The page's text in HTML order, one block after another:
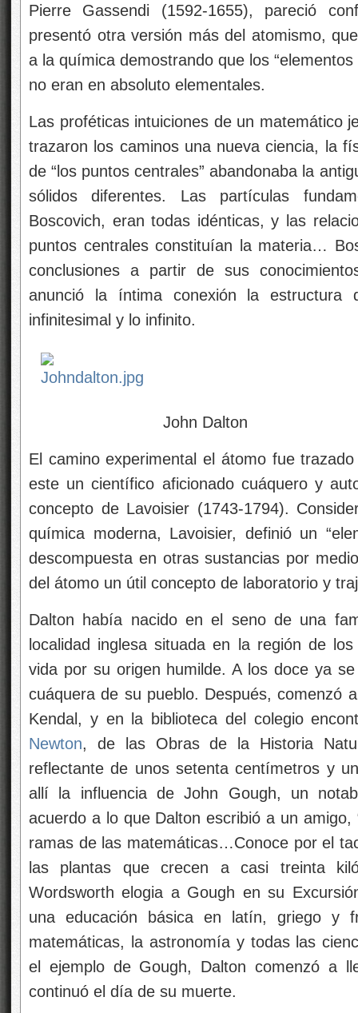
Pierre Gassendi (1592-1655), pareció
presentó otra versión más del atomismo,
a la química demostrando que los
no eran en absoluto elementales.
Las proféticas intuiciones de un matemático
trazaron los caminos una nueva ciencia, la
de “los puntos centrales” abandonaba la
sólidos diferentes. Las partículas
Boscovich, eran todas idénticas, y las
puntos centrales constituían la materia…
conclusiones a partir de sus
anunció la íntima conexión la
infinitesimal y lo infinito.
John Dalton
El camino experimentalel átomo fue
este un científico aficionado cuáquero y
concepto de Lavoisier (1743-1794).
química moderna, Lavoisier, definió un
descompuesta en otras sustancias por
del átomo un útil concepto de laboratorio y
Dalton había nacido en el seno de una
localidad inglesa situada en la región de
vida por su origen humilde. A los doce ya
cuáquera de su pueblo. Después, comenzó
Kendal, y en la biblioteca del colegio
Newton, de las Obras de la Historia
reflectante de unos setenta centímetros y
allí la influencia de John Gough, un
acuerdo a lo que Dalton escribió a un
ramas de las matemáticas…Conoce por el
las plantas que crecen a casi treinta
Wordsworth elogia a Gough en su
una educación básica en latín, griego y
matemáticas, la astronomía y todas las
el ejemplo de Gough, Dalton comenzó a
continuó el día de su muerte.